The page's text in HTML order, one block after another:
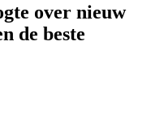
over nieuw
de beste